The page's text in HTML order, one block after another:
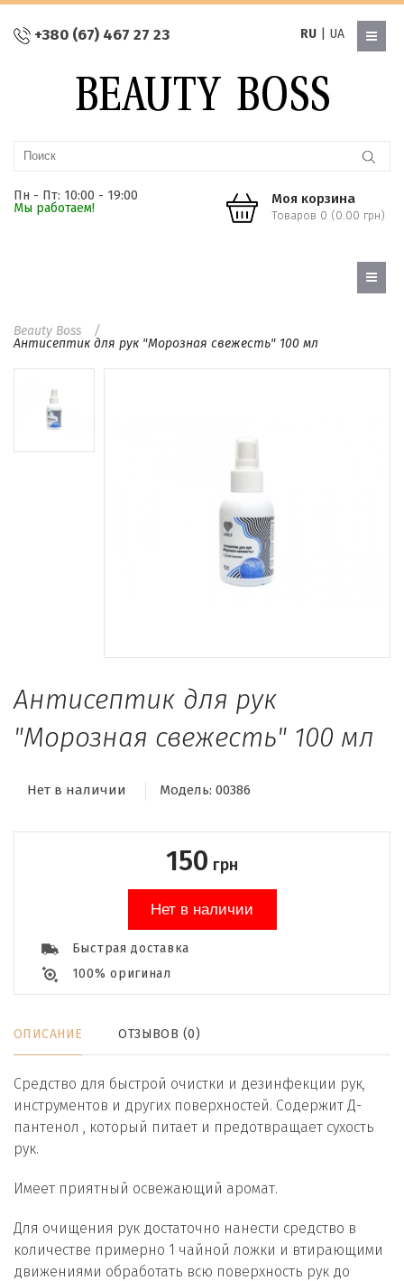
+380 (67) 467 27 23 RU| UA
Пн - Пт: 10:00 - 19:00
Мы работаем!
Моя корзина
Товаров 0 (0.00 грн)
Beauty Boss
Антисептик для рук "Морозная свежесть" 100 мл
Антисептик для рук
"Морозная свежесть" 100 мл
Нет в наличии Модель: 00386
150 грн
Нет в наличии
Быстрая доставка
100% оригинал
ОПИСАНИЕ ОТЗЫВОВ (0)
Средство для быстрой очистки и дезинфекции рук,
инструментов и других поверхностей. Содержит Д-
пантенол , который питает и предотвращает сухость
рук.
Имеет приятный освежающий аромат.
Для очищения рук достаточно нанести средство в
количестве примерно 1 чайной ложки и втирающими
движениями обработать всю поверхность рук до